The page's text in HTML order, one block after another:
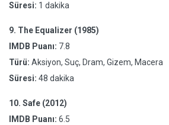
Süresi: 1 dakika
9. The Equalizer (1985)
IMDB Puanı: 7.8
Türü: Aksiyon, Suç, Dram, Gizem, Macera
Süresi: 48 dakika
10. Safe (2012)
IMDB Puanı: 6.5